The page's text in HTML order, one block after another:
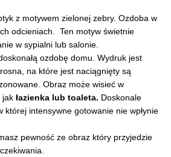
z motywem zielonej zebry. Ozdoba w
odcieniach. Ten motyw świetnie
w sypialni lub salonie.
ozdobę domu. Wydruk jest
na które jest naciągnięty są
Obraz może wisieć w
jak łazienka lub toaleta. Doskonale
której intensywne gotowanie nie wpłynie
pewność ze obraz który przyjedzie